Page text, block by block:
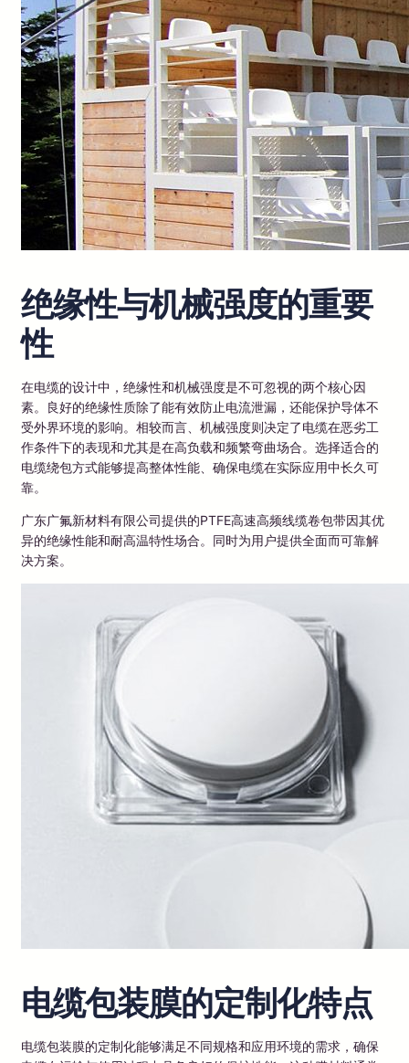
绝缘性与机械强度的重要
性
在电缆的设计中，绝缘性和机械强度是不可忽视的两个核心因
素。良好的绝缘性质除了能有效防止电流泄漏，还能保护导体不
受外界环境的影响。相较而言、机械强度则决定了电缆在恶劣工
作条件下的表现和尤其是在高负载和频繁弯曲场合。选择适合的
电缆绕包方式能够提高整体性能、确保电缆在实际应用中长久可
靠。
广东广氟新材料有限公司提供的PTFE高速高频线缆卷包带因其优
异的绝缘性能和耐高温特性场合。同时为用户提供全面而可靠解
决方案。
电缆包装膜的定制化特点
电缆包装膜的定制化能够满足不同规格和应用环境的需求，确保